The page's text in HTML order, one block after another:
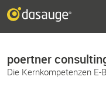
poertner
Die Kernkompetenzen